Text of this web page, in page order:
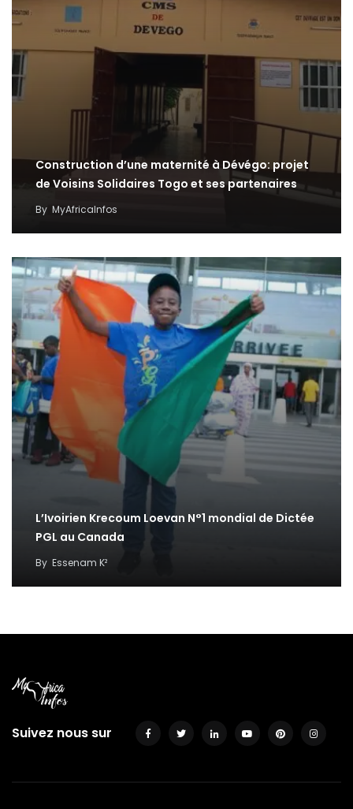
Construction d’une maternité à Dévégo: projet
de Voisins Solidaires Togo et ses partenaires
By MyAfricaInfos
L’Ivoirien Krecoum Loevan N°1 mondial de Dictée
PGL au Canada
By Essenam K²
Suivez nous sur